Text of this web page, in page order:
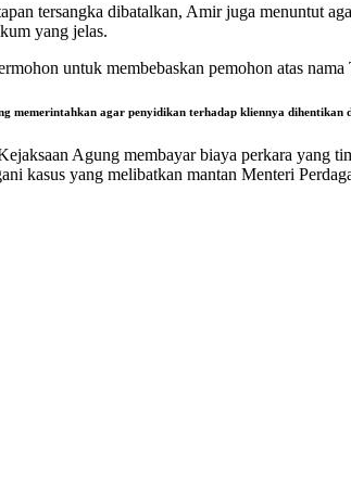
tersangka dibatalkan, Amir juga menuntut
yang jelas.
untuk membebaskan pemohon atas
memerintahkan agar penyidikan terhadap kliennya
Agung membayar biaya perkara yang
kasus yang melibatkan mantan Menteri